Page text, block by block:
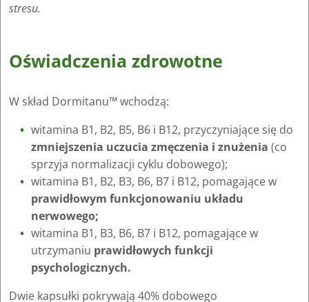
stresu.
Oświadczenia zdrowotne
W skład Dormitanu™ wchodzą:
witamina B1, B2, B5, B6 i B12, przyczyniające się do
zmniejszenia uczucia zmęczenia i znużenia (co
sprzyja normalizacji cyklu dobowego);
witamina B1, B2, B3, B6, B7 i B12, pomagające w
prawidłowym funkcjonowaniu układu
nerwowego;
witamina B1, B3, B6, B7 i B12, pomagające w
utrzymaniu prawidłowych funkcji
psychologicznych.
Dwie kapsułki pokrywają 40% dobowego